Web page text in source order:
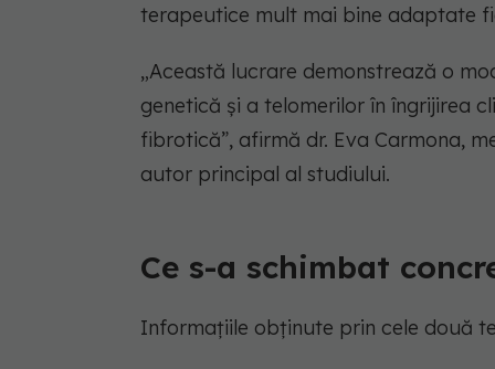
terapeutice mult mai bine adaptate
„Această lucrare demonstrează o
genetică și a telomerilor în îngrijirea
fibrotică”, afirmă dr. Eva Carmona,
autor principal al studiului.
Ce s-a schimbat
Informațiile obținute prin cele două